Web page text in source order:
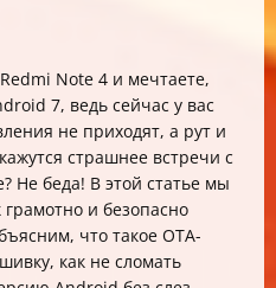
Android — не полезете же
вручную без страха и
не устанавливается или
(FAQ)
Xiaomi Redmi Note 4
Note 4 и мечтаете,
7, ведь сейчас у вас
не приходят, а рут и
страшнее встречи с
Не беда! В этой статье мы
и безопасно
что такое OTA-
как не сломать